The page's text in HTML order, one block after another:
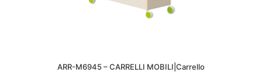
ARR-M6945 – CARRELLI MOBILI|Carrello